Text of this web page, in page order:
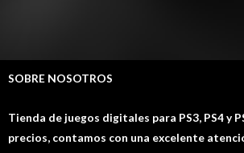
SOBRE NOSOTROS
Tienda de juegos digitales para PS3, PS4 y
precios, contamos con una excelente